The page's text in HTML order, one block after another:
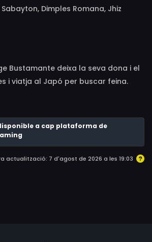
Dimples Romana, Jhiz
Mari Koduka, Hirohisa Nakamura,
Inoval, Josh de Guzman,
Dala, Seiji Nakamura, Tetsuo
Lee, Jason Tan, Mihk Vergara,
Kacchan, Joey de Leon
Bustamante deixa la seva dona i el
i viatja al Japó per buscar feina.
d’un amic entrarà a treballar de
de la televisió nipona Force Five.
a cap plataforma de
actualització: 7 d'agost de 2026 a les 19:03